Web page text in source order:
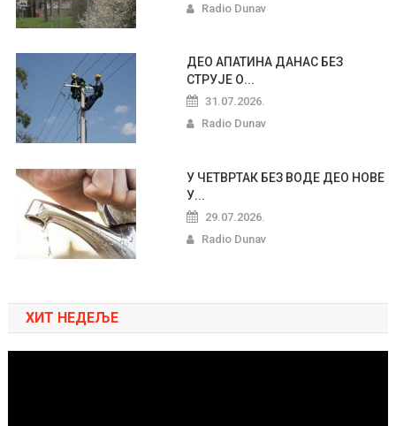
Radio Dunav
ДЕО АПАТИНА ДАНАС БЕЗ
СТРУЈЕ О...
31.07.2026.
Radio Dunav
У ЧЕТВРТАК БЕЗ ВОДЕ ДЕО НОВЕ
У...
29.07.2026.
Radio Dunav
ХИТ НЕДЕЉЕ